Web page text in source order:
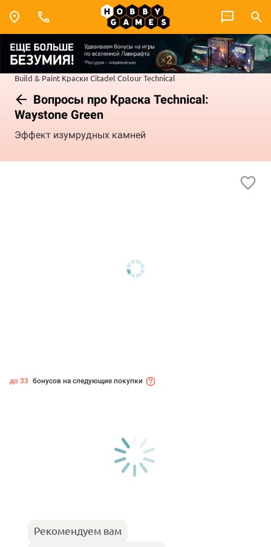
Build & Paint Краски Citadel ColourTechnical
Вопросы про Краска Technical:
Waystone Green
Эффект изумрудных камней
до 33 бонусов на следующие покупки
Рекомендуем вам